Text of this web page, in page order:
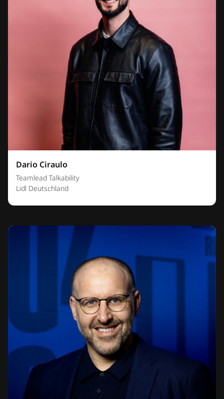
Dario Ciraulo
Teamlead Talkability
Lidl Deutschland